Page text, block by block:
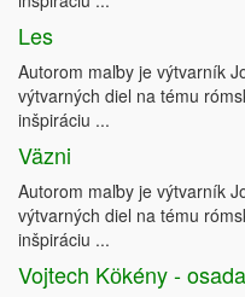
Les
Autorom maľby je výtvarník
výtvarných diel na tému
inšpiráciu ...
Väzni
Autorom maľby je výtvarník
výtvarných diel na tému
inšpiráciu ...
Vojtech Kӧkény -